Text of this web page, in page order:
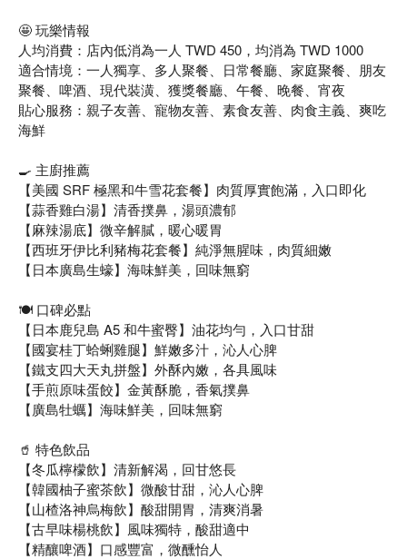
🤩 玩樂情報
人均消費：店內低消為一人 TWD 450，均消為 TWD 1000
適合情境：一人獨享、多人聚餐、日常餐廳、家庭聚餐、朋友
聚餐、啤酒、現代裝潢、獲獎餐廳、午餐、晚餐、宵夜
貼心服務：親子友善、寵物友善、素食友善、肉食主義、爽吃
海鮮
🍳 主廚推薦
【美國 SRF 極黑和牛雪花套餐】肉質厚實飽滿，入口即化
【蒜香雞白湯】清香撲鼻，湯頭濃郁
【麻辣湯底】微辛解膩，暖心暖胃
【西班牙伊比利豬梅花套餐】純淨無腥味，肉質細嫩
【日本廣島生蠔】海味鮮美，回味無窮
🍽️ 口碑必點
【日本鹿兒島 A5 和牛蜜臀】油花均勻，入口甘甜
【國宴桂丁蛤蜊雞腿】鮮嫩多汁，沁人心脾
【鐵支四大天丸拼盤】外酥內嫩，各具風味
【手煎原味蛋餃】金黃酥脆，香氣撲鼻
【廣島牡蠣】海味鮮美，回味無窮
🥤 特色飲品
【冬瓜檸檬飲】清新解渴，回甘悠長
【韓國柚子蜜茶飲】微酸甘甜，沁人心脾
【山楂洛神烏梅飲】酸甜開胃，清爽消暑
【古早味楊桃飲】風味獨特，酸甜適中
【精釀啤酒】口感豐富，微醺怡人